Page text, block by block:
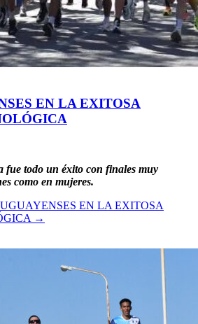
EN LA EXITOSA
fue todo un éxito con finales muy
como en mujeres.
EN LA EXITOSA
→